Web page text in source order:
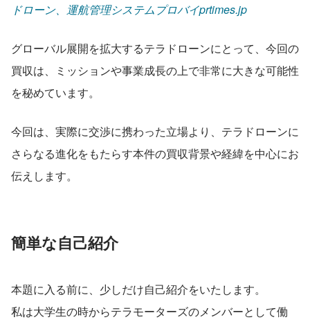
ドローン、運航管理システムプロバイprtimes.jp
グローバル展開を拡大するテラドローンにとって、今回の
買収は、ミッションや事業成長の上で非常に大きな可能性
を秘めています。
今回は、実際に交渉に携わった立場より、テラドローンに
さらなる進化をもたらす本件の買収背景や経緯を中心にお
伝えします。
簡単な自己紹介
本題に入る前に、少しだけ自己紹介をいたします。
私は大学生の時からテラモーターズのメンバーとして働